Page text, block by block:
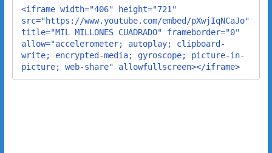
<iframe width="406" height="721"
src="https://www.youtube.com/embed/pXwjIqNCaJo"
title="MIL MILLONES CUADRADO" frameborder="0"
allow="accelerometer; autoplay; clipboard-
write; encrypted-media; gyroscope; picture-in-
picture; web-share" allowfullscreen></iframe>